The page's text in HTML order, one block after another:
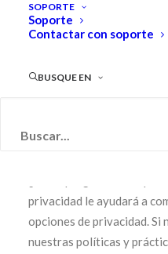
SOPORTE
Soporte
Contactar con soporte
BUSQUE EN
("procesar") su
servicios ("Servicios"),
cualquier sitio web
privacidad le ayudará a
opciones de privacidad. Si
nuestras políticas y